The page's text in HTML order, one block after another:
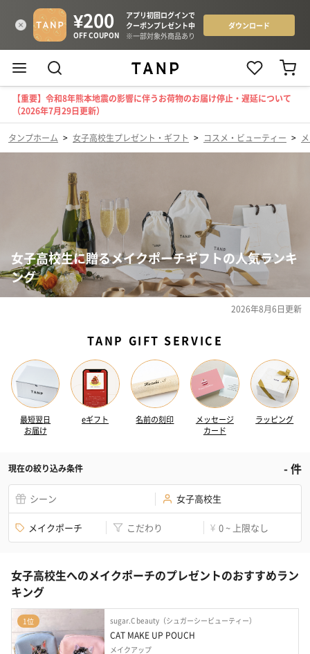
【重要】令和8年熊本地震の影響に伴うお荷物のお届け停止・遅延について
（2026年7月29日更新）
タンプホーム > 女子高校生プレゼント・ギフト > コスメ・ビューティー >
女子高校生に贈るメイクポーチギフトの人気ランキ
ング
2026年8月6日更新
TANP GIFT SERVICE
最短翌日
お届け
eギフト 名前の刻印
メッセージ
カード
ラッピング
現在の絞り込み条件 -件
シーン 女子高校生
メイクポーチ こだわり ¥ 0 ~ 上限なし
女子高校生へのメイクポーチのプレゼントのおすすめラン
キング
1位 sugar.C beauty（シュガーシービューティー）
CAT MAKE UP POUCH
メイクアップ